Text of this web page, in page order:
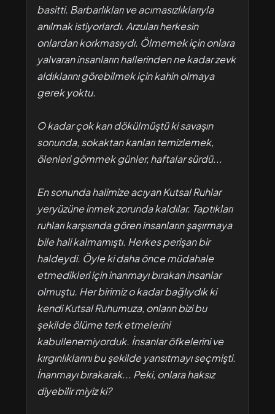
basitti. Barbarlıkları ve acımasızlıklarıyla
anılmak istiyorlardı. Arzuları herkesin
onlardan korkmasıydı. Ölmemek için onlara
yalvaran insanların hallerinden ne kadar zevk
aldıklarını görebilmek için kahin olmaya
gerek yoktu.
O kadar çok kan dökülmüştü ki savaşın
sonunda, sokaktan kanları temizlemek,
ölenleri gömmek günler, haftalar sürdü...
En sonunda halimize acıyan Kutsal Ruhlar
yeryüzüne inmek zorunda kaldılar. Taptıkları
ruhları karşısında gören insanların şaşırmaya
bile hali kalmamıştı. Herkes perişan bir
haldeydi. Öyle ki daha önce müdahale
etmedikleri için inanmayı bırakan insanlar
olmuştu. Her birimiz o kadar bağlıydık ki
kendi Kutsal Ruhumuza, onların bizi bu
şekilde ölüme terk etmelerini
kabullenemiyorduk. İnsanlar öfkelerini ve
kırgınlıklarını bu şekilde yansıtmayı seçmişti.
İnanmayı bırakarak... Peki, onlara haksız
diyebilir miyiz ki?